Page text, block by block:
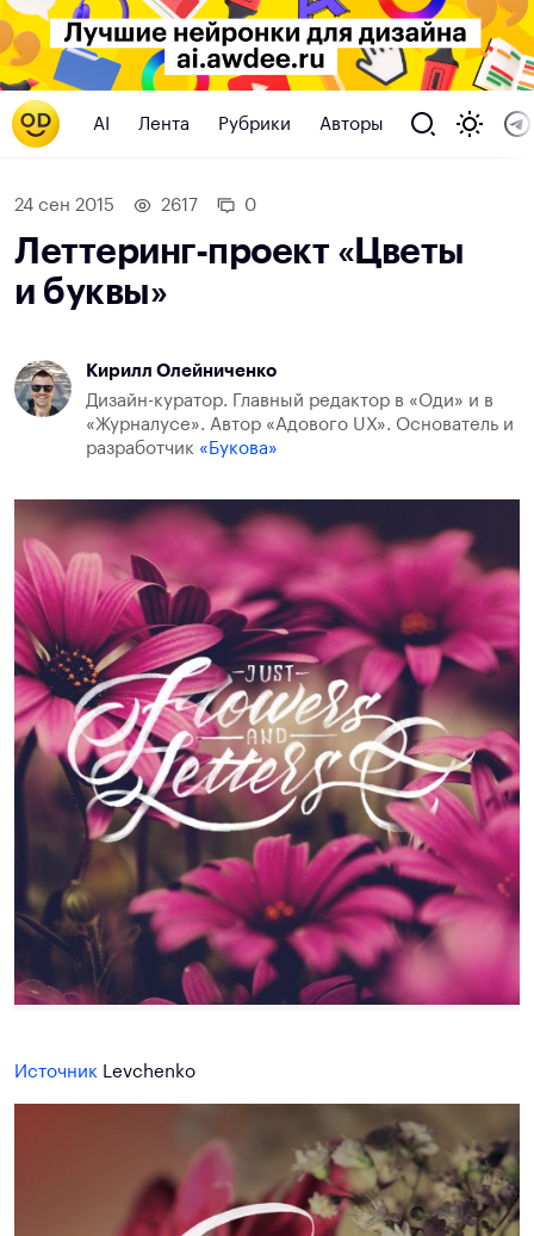
AI Лента Рубрики Авторы
24 сен 2015 2617 0
Леттеринг-проект «Цветы
и буквы»
Кирилл Олейниченко
Дизайн-куратор. Главный редактор в «Оди» и в
«Журналусе». Автор «Адового UX». Основатель и
разработчик «Букова»
Источник Levchenko